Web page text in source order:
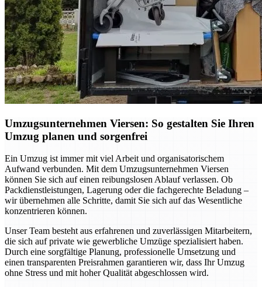
Umzugsunternehmen Viersen: So gestalten Sie Ihren
Umzug planen und sorgenfrei
Ein Umzug ist immer mit viel Arbeit und organisatorischem
Aufwand verbunden. Mit dem Umzugsunternehmen Viersen
können Sie sich auf einen reibungslosen Ablauf verlassen. Ob
Packdienstleistungen, Lagerung oder die fachgerechte Beladung –
wir übernehmen alle Schritte, damit Sie sich auf das Wesentliche
konzentrieren können.
Unser Team besteht aus erfahrenen und zuverlässigen Mitarbeitern,
die sich auf private wie gewerbliche Umzüge spezialisiert haben.
Durch eine sorgfältige Planung, professionelle Umsetzung und
einen transparenten Preisrahmen garantieren wir, dass Ihr Umzug
ohne Stress und mit hoher Qualität abgeschlossen wird.